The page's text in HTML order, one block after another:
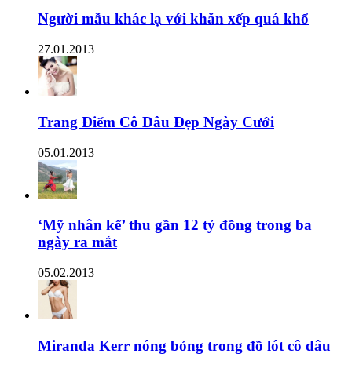
Người mẫu khác lạ với khăn xếp quá khổ
27.01.2013
Trang Điểm Cô Dâu Đẹp Ngày Cưới
05.01.2013
‘Mỹ nhân kế’ thu gần 12 tỷ đồng trong ba
ngày ra mắt
05.02.2013
Miranda Kerr nóng bỏng trong đồ lót cô dâu